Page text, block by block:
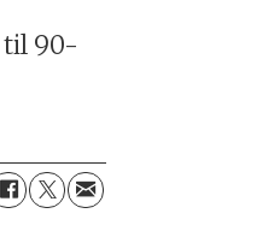
til 90-